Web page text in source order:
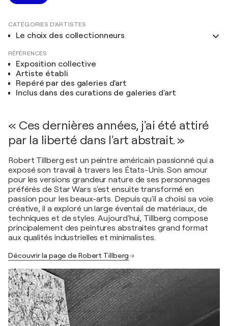
CATÉGORIES D'ARTISTES
Le choix des collectionneurs
RÉFÉRENCES
Exposition collective
Artiste établi
Repéré par des galeries d'art
Inclus dans des curations de galeries d'art
« Ces dernières années, j'ai été attiré
par la liberté dans l'art abstrait. »
Robert Tillberg est un peintre américain passionné qui a
exposé son travail à travers les États-Unis. Son amour
pour les versions grandeur nature de ses personnages
préférés de Star Wars s'est ensuite transformé en
passion pour les beaux-arts. Depuis qu'il a choisi sa voie
créative, il a exploré un large éventail de matériaux, de
techniques et de styles. Aujourd'hui, Tillberg compose
principalement des peintures abstraites grand format
aux qualités industrielles et minimalistes.
Découvrir la page de Robert Tillberg